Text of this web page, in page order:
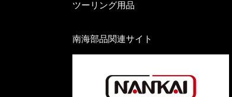
ツーリング用品
南海部品関連サイト